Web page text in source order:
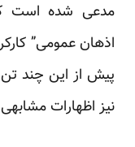
مدعی شده است
اذهان عمومی”
پیش از این چند تن
نیز اظهارات